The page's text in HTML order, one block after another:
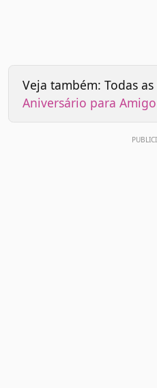
Veja também: Todas as
Aniversário para Amigo